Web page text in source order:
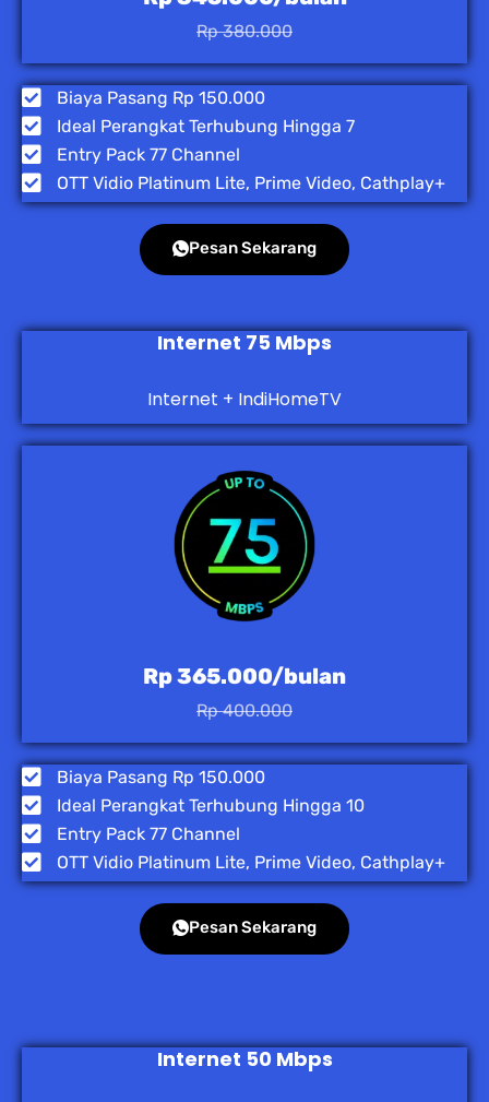
Rp 380.000
Biaya Pasang Rp 150.000
Ideal Perangkat Terhubung Hingga 7
Entry Pack 77 Channel
OTT Vidio Platinum Lite, Prime Video, Cathplay+
Pesan Sekarang
Internet 75 Mbps
Internet + IndiHomeTV
Rp 365.000/bulan
Rp 400.000
Biaya Pasang Rp 150.000
Ideal Perangkat Terhubung Hingga 10
Entry Pack 77 Channel
OTT Vidio Platinum Lite, Prime Video, Cathplay+
Pesan Sekarang
Internet 50 Mbps